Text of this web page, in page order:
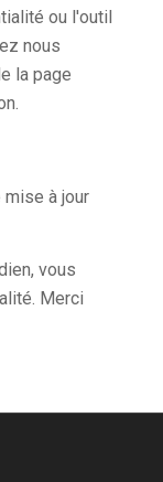
ou l'outil
nous
la page
à jour
vous
Merci